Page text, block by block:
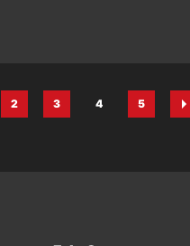
Página
2
Página
3
Página
4
Página
5